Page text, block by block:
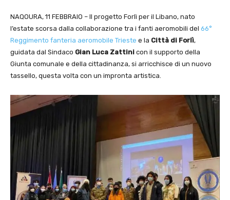
NAQOURA, 11 FEBBRAIO – Il progetto Forlì per il Libano, nato
l’estate scorsa dalla collaborazione tra i fanti aeromobili del 66°
Reggimento fanteria aeromobile Trieste e la Città di Forlì,
guidata dal Sindaco Gian Luca Zattini con il supporto della
Giunta comunale e della cittadinanza, si arricchisce di un nuovo
tassello, questa volta con un impronta artistica.